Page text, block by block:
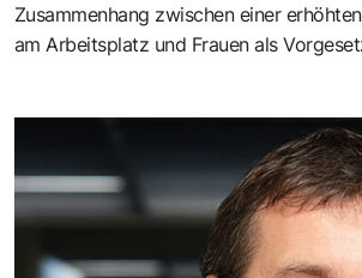
Zusammenhang zwischen einer
am Arbeitsplatz und Frauen als